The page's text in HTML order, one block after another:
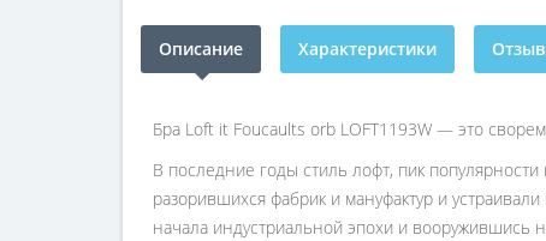
Описание Характеристики
Бра Loft it Foucaults orb LOFT1193W — это
В последние годы стиль лофт, пик
разорившихся фабрик и мануфактур и
начала индустриальной эпохи и